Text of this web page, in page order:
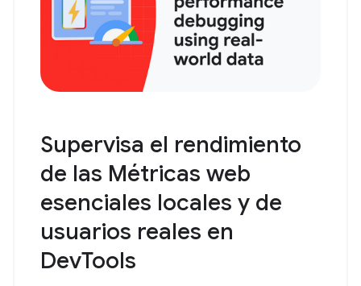
Supervisa el rendimiento
de las Métricas web
esenciales locales y de
usuarios reales en
DevTools